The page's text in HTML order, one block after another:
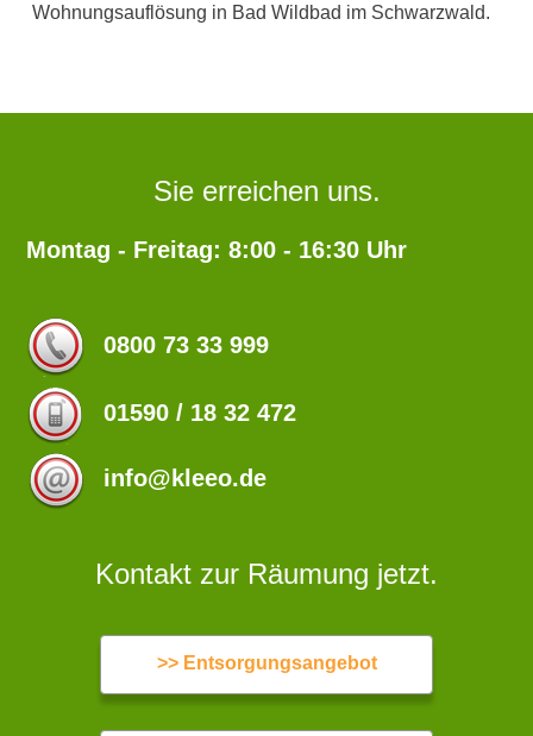
Wohnungsauflösung in Bad Wildbad im Schwarzwald.
Sie erreichen uns.
Montag - Freitag: 8:00 - 16:30 Uhr
0800 73 33 999
01590 / 18 32 472
info@kleeo.de
Kontakt zur Räumung jetzt.
>> Entsorgungsangebot